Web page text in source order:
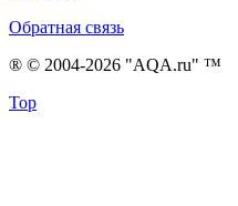
Обратная связь
® © 2004-2026 "AQA.ru" ™
Top